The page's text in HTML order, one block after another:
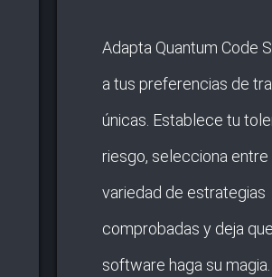
Adapta Quantum Code
a tus preferencias de
únicas. Establece tu
riesgo, selecciona entre
variedad de estrategias
comprobadas y deja
software haga su